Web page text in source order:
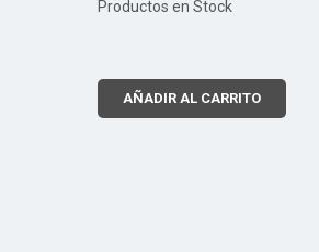
Productos en Stock
AÑADIR AL CARRITO